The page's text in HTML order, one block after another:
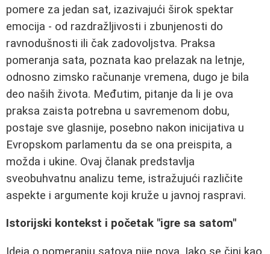
pomere za jedan sat, izazivajući širok spektar
emocija - od razdražljivosti i zbunjenosti do
ravnodušnosti ili čak zadovoljstva. Praksa
pomeranja sata, poznata kao prelazak na letnje,
odnosno zimsko računanje vremena, dugo je bila
deo naših života. Međutim, pitanje da li je ova
praksa zaista potrebna u savremenom dobu,
postaje sve glasnije, posebno nakon inicijativa u
Evropskom parlamentu da se ona preispita, a
možda i ukine. Ovaj članak predstavlja
sveobuhvatnu analizu teme, istražujući različite
aspekte i argumente koji kruže u javnoj raspravi.
Istorijski kontekst i početak "igre sa satom"